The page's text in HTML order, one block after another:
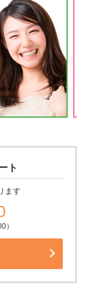
ト
ます
）